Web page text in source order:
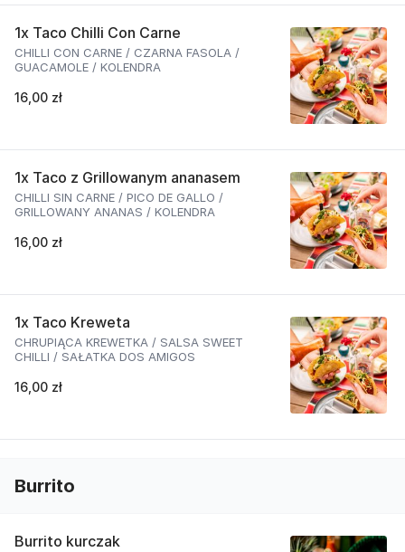
1x Taco Chilli Con Carne
CHILLI CON CARNE / CZARNA FASOLA /
GUACAMOLE / KOLENDRA
16,00 zł
1x Taco z Grillowanym ananasem
CHILLI SIN CARNE / PICO DE GALLO /
GRILLOWANY ANANAS / KOLENDRA
16,00 zł
1x Taco Kreweta
CHRUPIĄCA KREWETKA / SALSA SWEET
CHILLI / SAŁATKA DOS AMIGOS
16,00 zł
Burrito
Burrito kurczak